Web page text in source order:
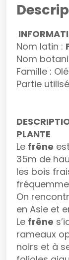
Nom latin :
Nom
Famille :
Partie
PLANTE
Le frêne
35m de
les bois
On
en Asie et
Le frêne
rameaux
noirs et à